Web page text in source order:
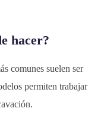
hacer?
comunes suelen ser
permiten trabajar